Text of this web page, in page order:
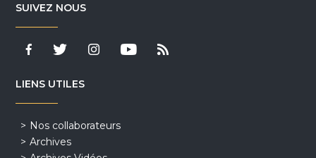
SUIVEZ NOUS
LIENS UTILES
Nos collaborateurs
Archives